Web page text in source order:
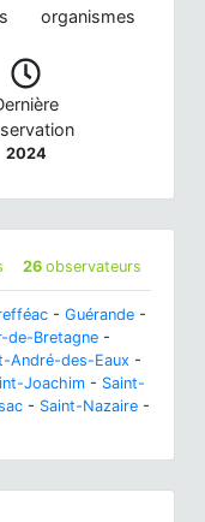
organismes
2024
26 observateurs
- Guérande -
de-Bretagne -
André-des-Eaux -
Joachim - Saint-
- Saint-Nazaire -